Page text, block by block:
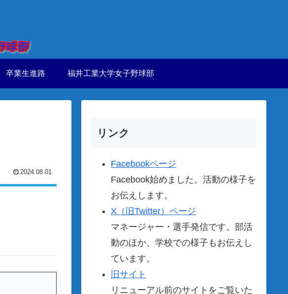
卒業生進路 福井工業大学女子野球部
2024.08.01
リンク
Facebookページ
Facebook始めました。活動の様子を
お伝えします。
X（旧Twitter）ページ
マネージャー・選手発信です。部活
動のほか、学校での様子もお伝えし
ています。
旧サイト
リニューアル前のサイトをご覧いた